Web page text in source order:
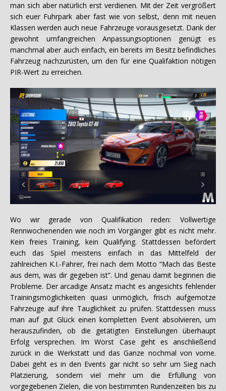
man sich aber natürlich erst verdienen. Mit der Zeit vergrößert
sich euer Fuhrpark aber fast wie von selbst, denn mit neuen
Klassen werden auch neue Fahrzeuge vorausgesetzt. Dank der
gewohnt umfangreichen Anpassungsoptionen genügt es
manchmal aber auch einfach, ein bereits im Besitz befindliches
Fahrzeug nachzurüsten, um den für eine Qualifaktion nötigen
PIR-Wert zu erreichen.
Wo wir gerade von Qualifikation reden: Vollwertige
Rennwochenenden wie noch im Vorgänger gibt es nicht mehr.
Kein freies Training, kein Qualifying. Stattdessen befördert
euch das Spiel meistens einfach in das Mittelfeld der
zahlreichen K.I.-Fahrer, frei nach dem Motto “Mach das Beste
aus dem, was dir gegeben ist”. Und genau damit beginnen die
Probleme. Der arcadige Ansatz macht es angesichts fehlender
Trainingsmöglichkeiten quasi unmöglich, frisch aufgemotze
Fahrzeuge auf ihre Tauglichkeit zu prüfen. Stattdessen muss
man auf gut Glück einen kompletten Event absolvieren, um
herauszufinden, ob die getätigten Einstellungen überhaupt
Erfolg versprechen. Im Worst Case geht es anschließend
zurück in die Werkstatt und das Ganze nochmal von vorne.
Dabei geht es in den Events gar nicht so sehr um Sieg nach
Platzierung, sondern viel mehr um die Erfüllung von
vorgegebenen Zielen, die von bestimmten Rundenzeiten bis zu